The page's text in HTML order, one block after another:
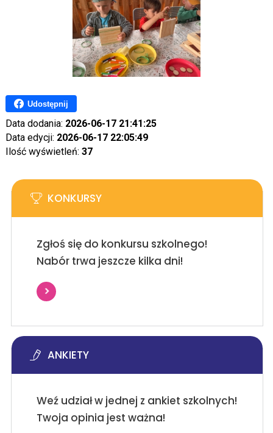
Udostępnij
Data dodania: 2026-06-17 21:41:25
Data edycji: 2026-06-17 22:05:49
Ilość wyświetleń: 37
KONKURSY
Zgłoś się do konkursu szkolnego!
Nabór trwa jeszcze kilka dni!
ANKIETY
Weź udział w jednej z ankiet szkolnych!
Twoja opinia jest ważna!